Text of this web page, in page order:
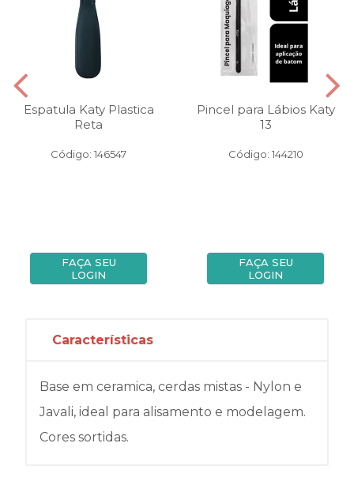
Espatula Katy Plastica
Reta
Código: 146547
FAÇA SEU
LOGIN
Pincel para Lábios Katy
13
Código: 144210
FAÇA SEU
LOGIN
Características
Base em ceramica, cerdas mistas - Nylon e
Javali, ideal para alisamento e modelagem.
Cores sortidas.